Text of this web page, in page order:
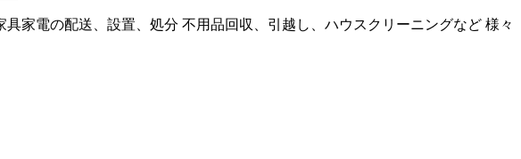
家電の配送、設置、処分 不用品回収、引越し、ハウスクリーニングなど 様々